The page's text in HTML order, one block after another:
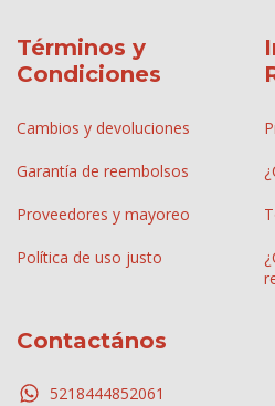
Términos y
Condiciones
Cambios y devoluciones
Garantía de reembolsos
Proveedores y mayoreo
Política de uso justo
Contactános
5218444852061